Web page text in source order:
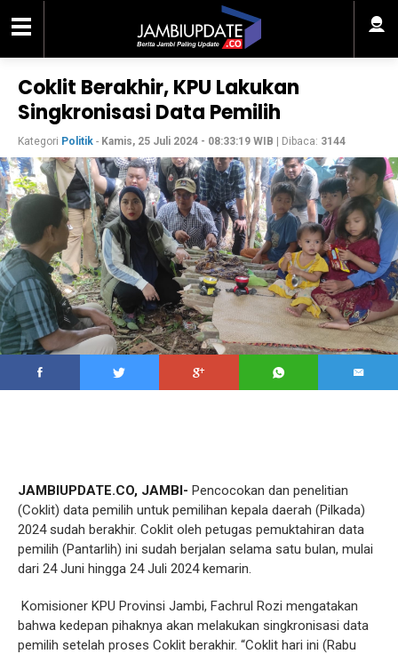
Coklit Berakhir, KPU Lakukan
Singkronisasi Data Pemilih
Kategori Politik - Kamis, 25 Juli 2024 - 08:33:19 WIB | Dibaca: 3144
JAMBIUPDATE.CO, JAMBI- Pencocokan dan penelitian
(Coklit) data pemilih untuk pemilihan kepala daerah (Pilkada)
2024 sudah berakhir. Coklit oleh petugas pemuktahiran data
pemilih (Pantarlih) ini sudah berjalan selama satu bulan, mulai
dari 24 Juni hingga 24 Juli 2024 kemarin.
Komisioner KPU Provinsi Jambi, Fachrul Rozi mengatakan
bahwa kedepan pihaknya akan melakukan singkronisasi data
pemilih setelah proses Coklit berakhir. “Coklit hari ini (Rabu